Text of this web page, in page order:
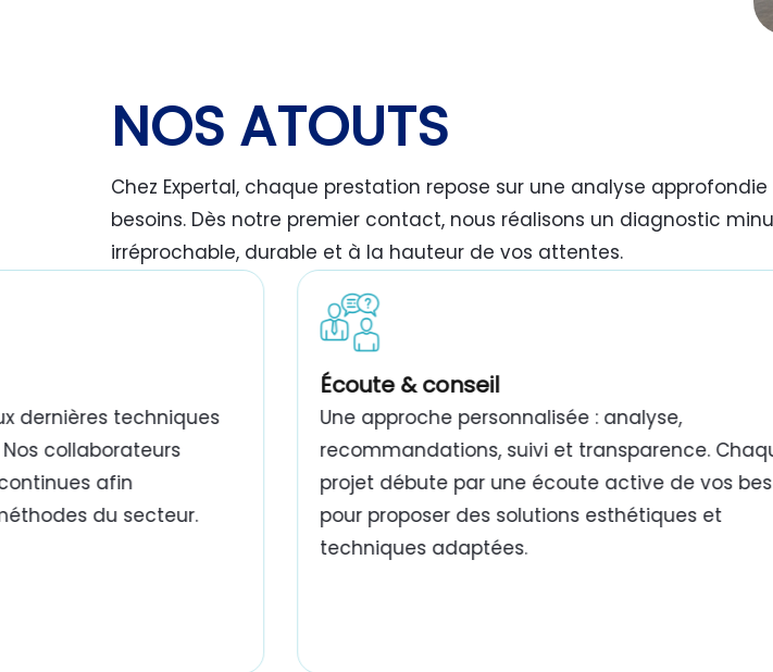
NOS ATOUTS
Chez Expertal, chaque prestation repose sur une analyse
besoins. Dès notre premier contact, nous réalisons un diagnostic
irréprochable, durable et à la hauteur de vos attentes.
travaux de peinture bâtiment Tunisie
dernières techniques
collaborateurs
afin
du secteur.
Écoute & conseil
Une approche personnalisée : analyse,
recommandations, suivi et transparence.
projet débute par une écoute active de vos
pour proposer des solutions esthétiques et
techniques adaptées.